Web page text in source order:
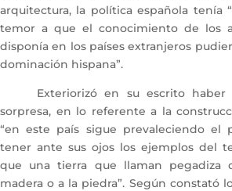
arquitectura, la política española tenía
temor a que el conocimiento de los
disponía en los países extranjeros
dominación hispana”.
Exteriorizó en su escrito haber
sorpresa, en lo referente a la
“en este país sigue prevaleciendo el
tener ante sus ojos los ejemplos del
que una tierra que llaman pegadiza
madera o a la piedra”. Según constató